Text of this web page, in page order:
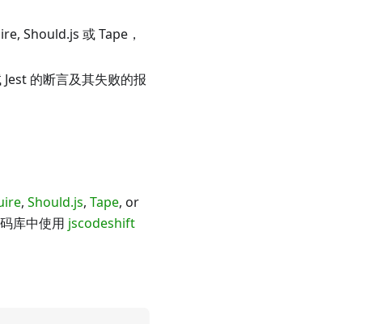
Should.js 或 Tape，
的断言及其失败的报
, Should.js, Tape, or
库中使用 jscodeshift